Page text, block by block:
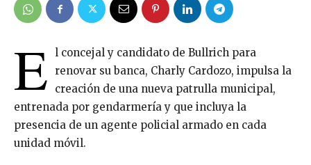
E l concejal y candidato de Bullrich para
renovar su banca, Charly Cardozo, impulsa la
creación de una nueva patrulla municipal,
entrenada por gendarmería y que incluya la
presencia de un agente policial armado en cada
unidad móvil.